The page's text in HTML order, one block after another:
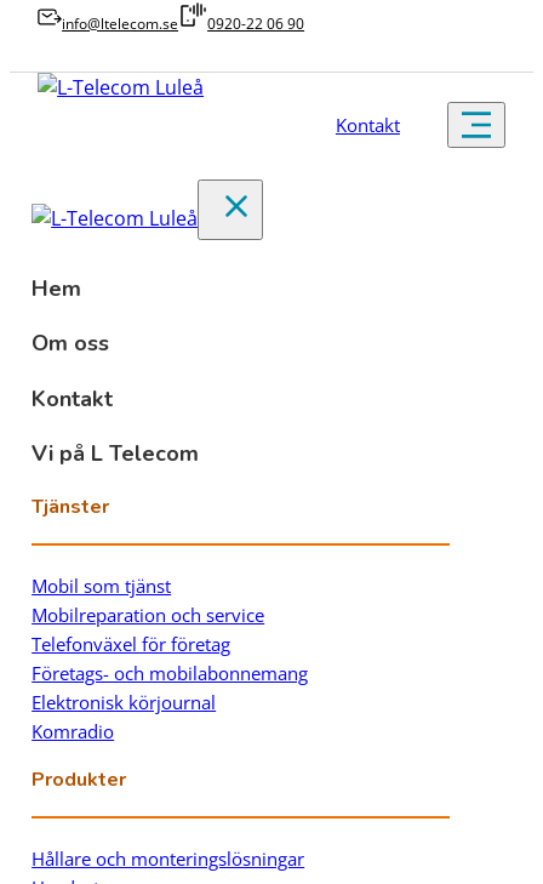
info@ltelecom.se 0920-22 06 90
Kontakt
Hem
Om oss
Kontakt
Vi på L Telecom
Tjänster
Mobil som tjänst
Mobilreparation och service
Telefonväxel för företag
Företags- och mobilabonnemang
Elektronisk körjournal
Komradio
Produkter
Hållare och monteringslösningar